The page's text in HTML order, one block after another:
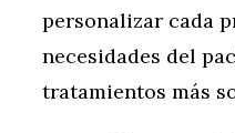
personalizar cada
necesidades del
tratamientos más